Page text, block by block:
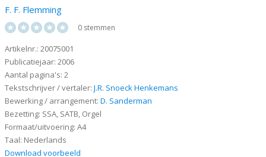
F. F. Flemming
0 stemmen
Artikelnr.: 20075001
Publicatiejaar: 2006
Aantal pagina's: 2
Tekstschrijver / vertaler: J.R. Snoeck Henkemans
Bewerking / arrangement: D. Sanderman
Bezetting: SSA, SATB, Orgel
Formaat/uitvoering: A4
Taal: Nederlands
Download voorbeeld